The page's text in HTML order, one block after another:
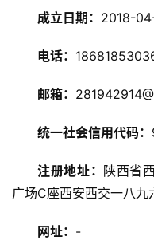
食
成立日期： 2018-
电话：
邮箱：
统一社会信用代码：
注册地址： 陕西省
广场C座西安西交一八
网址： -